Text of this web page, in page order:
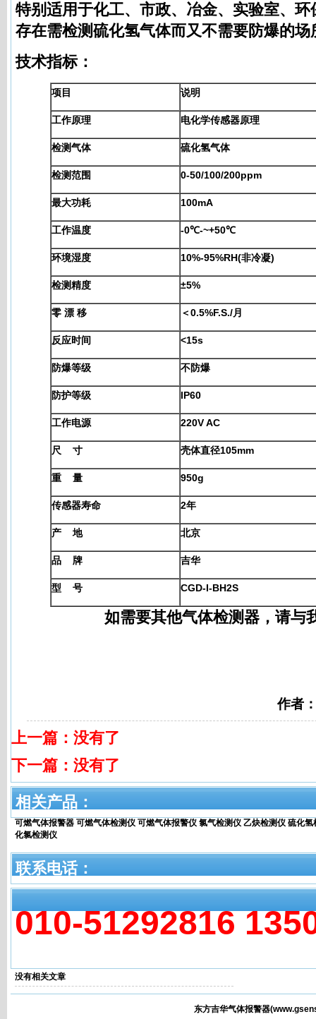
特别适用于化工、市政、冶金、实验室、
存在需检测硫化氢气体而又不需要防爆的场
技术指标：
项目 说明
工作原理 电化学传感器原理
检测气体 硫化氢气体
检测范围 0-50/100/200ppm
最大功耗 100mA
工作温度 -0℃-~+50℃
环境湿度 10%-95%RH(非冷凝)
检测精度 ±5%
零 漂 移 ＜0.5%F.S./月
反应时间 <15s
防爆等级 不防爆
防护等级 IP60
工作电源 220V AC
尺 寸 壳体直径105mm
重 量 950g
传感器寿命 2年
产 地 北京
品 牌 吉华
型 号 CGD-I-BH2S
如需要其他气体检测器，请与
作者
上一篇：没有了
下一篇：没有了
相关产品：
可燃气体报警器 可燃气体检测仪 可燃气体报警仪 氯气检测仪 乙炔检测仪 硫化氢
化氯检测仪
联系电话：
010-51292816
没有相关文章
东方吉华气体报警器(